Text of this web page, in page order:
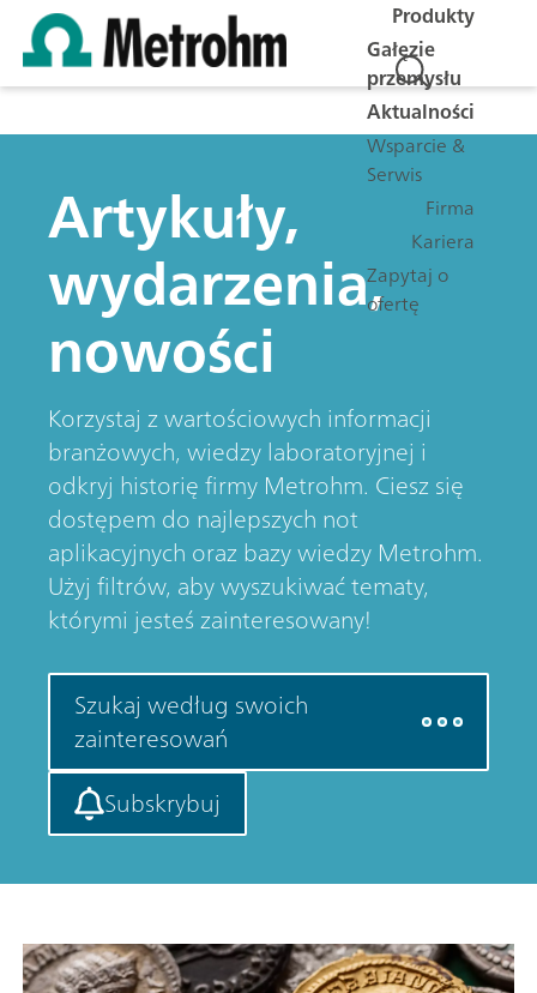
Produkty
Gałęzie
przemysłu
Aktualności
Wsparcie &
Serwis
Firma
Kariera
Zapytaj o
ofertę
Artykuły,
wydarzenia,
nowości
Korzystaj z wartościowych informacji
branżowych, wiedzy laboratoryjnej i
odkryj historię firmy Metrohm. Ciesz się
dostępem do najlepszych not
aplikacyjnych oraz bazy wiedzy Metrohm.
Użyj filtrów, aby wyszukiwać tematy,
którymi jesteś zainteresowany!
Szukaj według swoich
zainteresowań
Subskrybuj